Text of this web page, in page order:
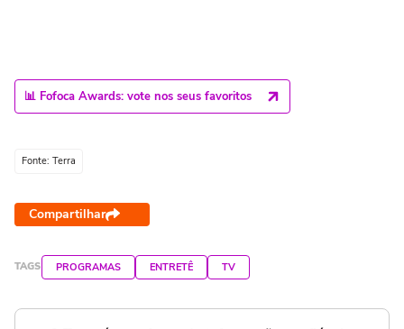
📊 Fofoca Awards: vote nos seus favoritos
Fonte: Terra
Compartilhar
TAGS PROGRAMAS ENTRETÊ TV